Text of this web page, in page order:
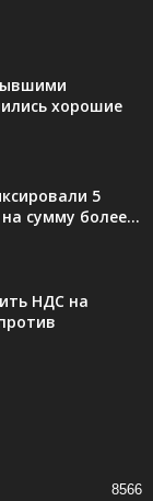
хорошие
5
сумму более...
НДС на
8566